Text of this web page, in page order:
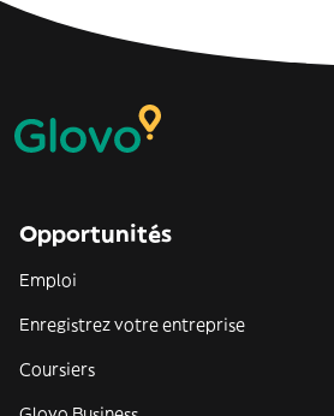
Opportunités
Emploi
Enregistrez votre entreprise
Coursiers